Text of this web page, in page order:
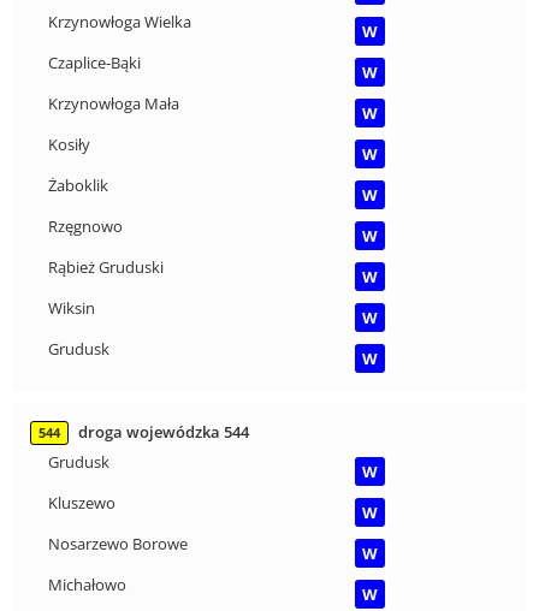
Krzynowłoga Wielka
W
Czaplice-Bąki
W
Krzynowłoga Mała
W
Kosiły
W
Żaboklik
W
Rzęgnowo
W
Rąbież Gruduski
W
Wiksin
W
Grudusk
W
544
droga wojewódzka 544
Grudusk
W
Kluszewo
W
Nosarzewo Borowe
W
Michałowo
W